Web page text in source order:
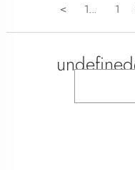
＜ 1... 1